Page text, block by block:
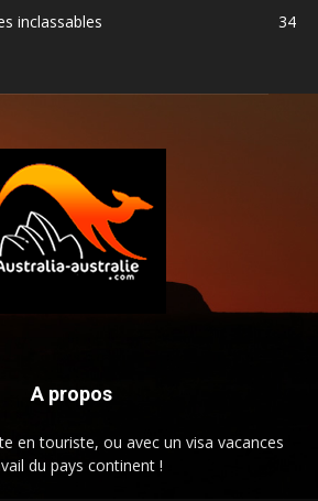
inclassables
34
A propos
en touriste, ou avec un visa vacances
du pays continent !